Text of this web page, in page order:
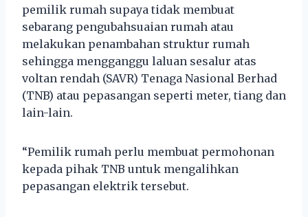
pemilik rumah supaya tidak membuat
sebarang pengubahsuaian rumah atau
melakukan penambahan struktur rumah
sehingga mengganggu laluan sesalur atas
voltan rendah (SAVR) Tenaga Nasional Berhad
(TNB) atau pepasangan seperti meter, tiang dan
lain-lain.
“Pemilik rumah perlu membuat permohonan
kepada pihak TNB untuk mengalihkan
pepasangan elektrik tersebut.